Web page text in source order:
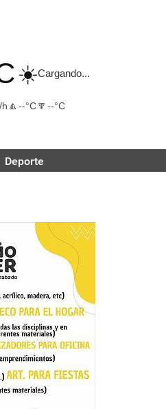
☀️Cargando...
🔼 --°C🔽 --°C
Deporte